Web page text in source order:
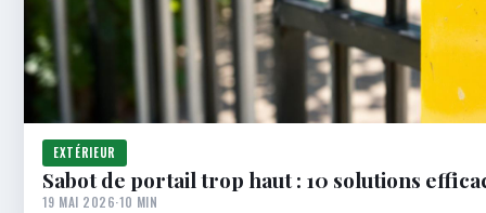
EXTÉRIEUR
Sabot de portail trop haut : 10 solutions
19 MAI 2026·10 MIN